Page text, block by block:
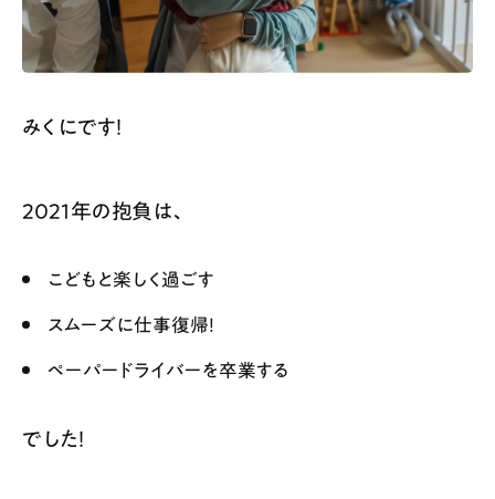
みくにです！
2021年の抱負は、
こどもと楽しく過ごす
スムーズに仕事復帰！
ペーパードライバーを卒業する
でした！